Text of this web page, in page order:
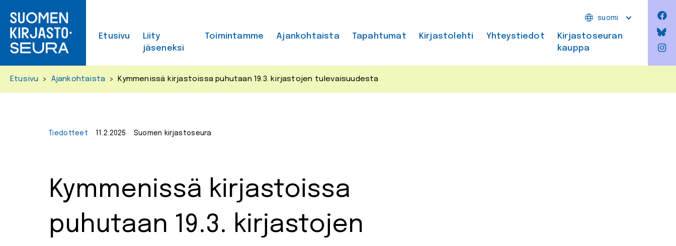
content
suomi
Etusivu
Liity
jäseneksi
Toimintamme Ajankohtaista Tapahtumat Kirjastolehti Yhteystiedot
Kirjastoseuran
kauppa
Etusivu > Ajankohtaista > Kymmenissä kirjastoissa puhutaan 19.3. kirjastojen tulevaisuudesta
Tiedotteet 11.2.2025 Suomen kirjastoseura
Kymmenissä kirjastoissa
puhutaan 19.3. kirjastojen